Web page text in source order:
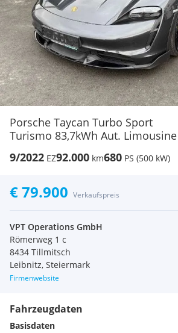
Porsche Taycan Turbo Sport
Turismo 83,7kWh Aut. Limousine
9/2022 EZ92.000 km680 PS (500 kW)
€ 79.900 Verkaufspreis
VPT Operations GmbH
Römerweg 1 c
8434 Tillmitsch
Leibnitz, Steiermark
Firmenwebsite
Fahrzeugdaten
Basisdaten